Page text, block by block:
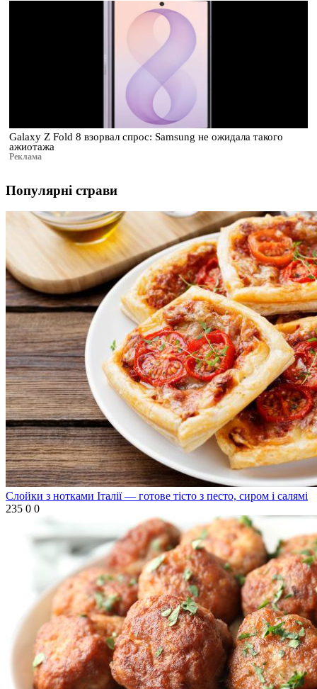
Galaxy Z Fold 8 взорвал спрос: Samsung не ожидала такого
ажиотажа
Реклама
Популярні страви
Слойки з нотками Італії — готове тісто з песто, сиром і салямі
235 0 0